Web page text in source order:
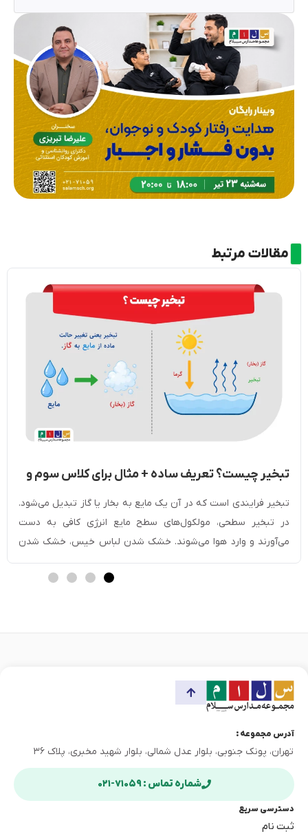
مقالات مرتبط
تبخیر چیست؟ تعریف ساده + مثال برای کلاس سوم و
زندگی روزمره
تبخیر فرایندی است که در آن یک مایع به بخار یا گاز تبدیل می‌شود.
در تبخیر سطحی، مولکول‌های سطح مایع انرژی کافی به دست
می‌آورند و وارد هوا می‌شوند. خشک شدن لباس خیس، خشک شدن
دست پس از شستن، خشک شدن زمین بعد از باران، کم شدن آب
آدرس مجموعه :
تهران، پونک جنوبی، بلوار عدل شمالی، بلوار شهید مخبری، پلاک ۳۶
شماره تماس : ۷۱۰۵۹-۰۲۱
دسترسی سریع
ثبت نام